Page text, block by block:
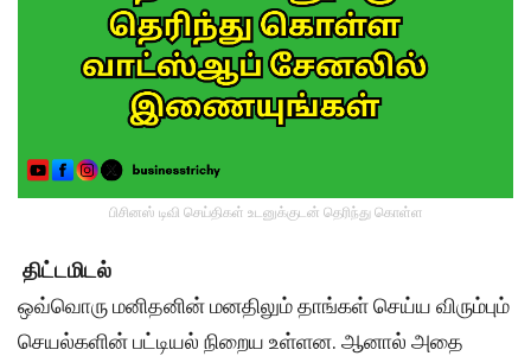
பிசினஸ் டிவி செய்திகள் உடனுக்குடன் தெரிந்து கொள்ள
திட்டமிடல்
ஒவ்வொரு மனிதனின் மனதிலும் தாங்கள் செய்ய விரும்பும்
செயல்களின் பட்டியல் நிறைய உள்ளன. ஆனால் அதை